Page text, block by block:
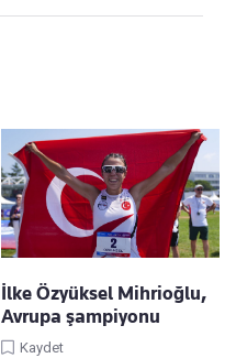
İlke Özyüksel Mihrioğlu,
Avrupa şampiyonu
Kaydet